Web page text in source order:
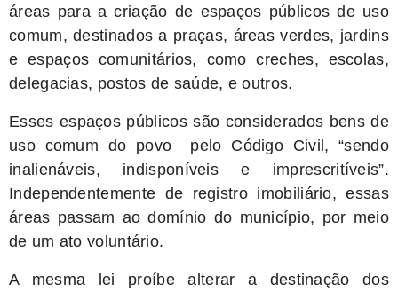
áreas para a criação de espaços públicos de uso
comum, destinados a praças, áreas verdes, jardins
e espaços comunitários, como creches, escolas,
delegacias, postos de saúde, e outros.
Esses espaços públicos são considerados bens de
uso comum do povo pelo Código Civil, “sendo
inalienáveis, indisponíveis e imprescritíveis”.
Independentemente de registro imobiliário, essas
áreas passam ao domínio do município, por meio
de um ato voluntário.
A mesma lei proíbe alterar a destinação dos